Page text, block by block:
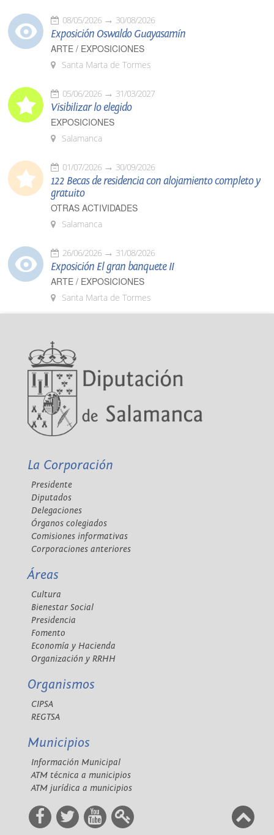
08/05/2026 30/08/2026
Exposición Oswaldo Guayasamín
ARTE / EXPOSICIONES
Santa Marta de Tormes
05/06/2026 31/03/2027
Visibilizar lo elegido
EXPOSICIONES
Salamanca
01/07/2026 30/09/2026
122 Becas de residencia con alojamiento completo y
gratuito
OTRAS ACTIVIDADES
Salamanca
26/06/2026 31/08/2026
Exposición El gran banquete II
ARTE / EXPOSICIONES
Santa Marta de Tormes
La Corporación
Presidente
Diputados
Delegaciones
Órganos colegiados
Comisiones informativas
Corporaciones anteriores
Áreas
Cultura
Bienestar Social
Presidencia
Fomento
Economía y Hacienda
Organización y RRHH
Organismos
CIPSA
REGTSA
Municipios
Información Municipal
ATM técnica a municipios
ATM jurídica a municipios